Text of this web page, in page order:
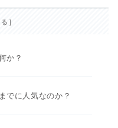
か？
でに人気なのか？